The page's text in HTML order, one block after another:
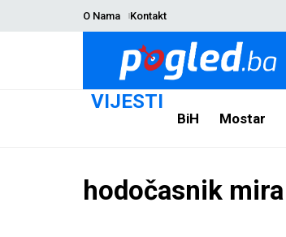
O Nama Kontakt
VIJESTI
BiH Mostar
hodočasnik mira